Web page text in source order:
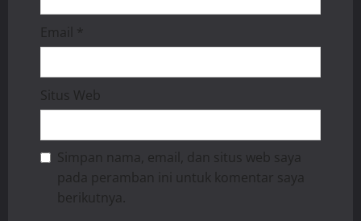
Email *
Situs Web
Simpan nama, email, dan situs web saya
pada peramban ini untuk komentar saya
berikutnya.